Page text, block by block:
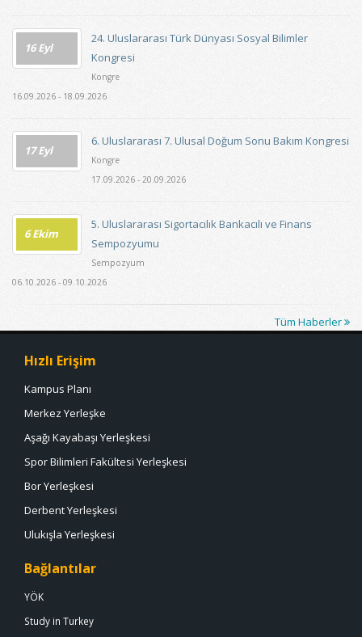
16 Eyl
24. Uluslararası Türk Dünyası Sosyal Bilimler
Kongresi
Kongre
16.09.2026 - 18.09.2026
17 Eyl
6. Uluslararası 7. Ulusal Doğum Sonu Bakım Kongresi
Kongre
17.09.2026 - 20.09.2026
6 Ekim
5. Uluslararası Sigortacılık Bankacılı ve Finans
Sempozyumu
Sempozyum
06.10.2026 - 09.10.2026
Tüm Haberler
Hızlı Erişim
Kampus Planı
Merkez Yerleşke
Aşağı Kayabaşı Yerleşkesi
Spor Bilimleri Fakültesi Yerleşkesi
Bor Yerleşkesi
Derbent Yerleşkesi
Ulukışla Yerleşkesi
Bağlantılar
YÖK
Study in Turkey